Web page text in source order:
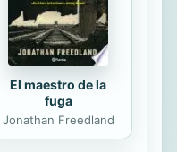
El maestro de la
fuga
Jonathan Freedland